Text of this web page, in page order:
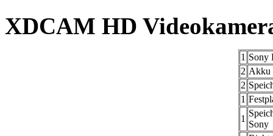
XDCAM HD
1 Sony
2 Akku
2
1
1
Sony